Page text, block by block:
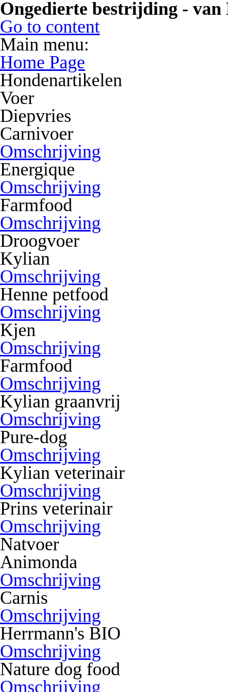
Ongedierte bestrijding - van
Go to content
Main menu:
Home Page
Hondenartikelen
Voer
Diepvries
Carnivoer
Omschrijving
Energique
Omschrijving
Farmfood
Omschrijving
Droogvoer
Kylian
Omschrijving
Henne petfood
Omschrijving
Kjen
Omschrijving
Farmfood
Omschrijving
Kylian graanvrij
Omschrijving
Pure-dog
Omschrijving
Kylian veterinair
Omschrijving
Prins veterinair
Omschrijving
Natvoer
Animonda
Omschrijving
Carnis
Omschrijving
Herrmann's BIO
Omschrijving
Nature dog food
Omschrijving